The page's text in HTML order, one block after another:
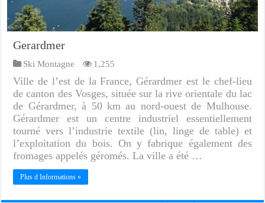
Gerardmer
Ski Montagne 1,255
Ville de l’est de la France, Gérardmer est le chef-lieu
de canton des Vosges, située sur la rive orientale du lac
de Gérardmer, à 50 km au nord-ouest de Mulhouse.
Gérardmer est un centre industriel essentiellement
tourné vers l’industrie textile (lin, linge de table) et
l’exploitation du bois. On y fabrique également des
fromages appelés géromés. La ville a été …
Plus d Informations »